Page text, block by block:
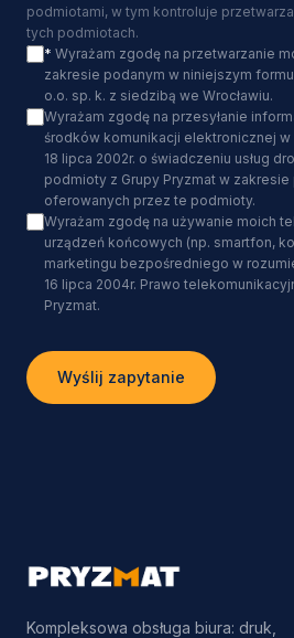
podmiotami, w tym kontroluje
tych podmiotach.
* Wyrażam zgodę na przetwarzanie
zakresie podanym w niniejszym
o.o. sp. k. z siedzibą we Wrocławiu.
Wyrażam zgodę na przesyłanie
środków komunikacji elektronicznej
18 lipca 2002r. o świadczeniu usług
podmioty z Grupy Pryzmat w zakresie
oferowanych przez te podmioty.
Wyrażam zgodę na używanie moich
urządzeń końcowych (np. smartfon,
marketingu bezpośredniego w
16 lipca 2004r. Prawo
Pryzmat.
Wyślij zapytanie
Kompleksowa obsługa biura: druk,